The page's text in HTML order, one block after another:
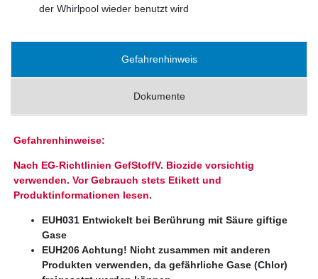
der Whirlpool wieder benutzt wird
Gefahrenhinweis
Dokumente
Gefahrenhinweise:
Nach EG-Richtlinien GefStoffV. Biozide vorsichtig
verwenden. Vor Gebrauch stets Etikett und
Produktinformationen lesen.
EUH031 Entwickelt bei Berührung mit Säure giftige
Gase
EUH206 Achtung! Nicht zusammen mit anderen
Produkten verwenden, da gefährliche Gase (Chlor)